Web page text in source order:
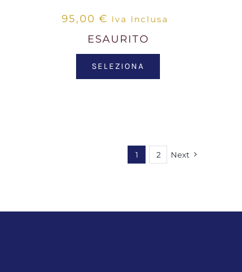
95,00 € Iva Inclusa
ESAURITO
SELEZIONA
1 2 Next